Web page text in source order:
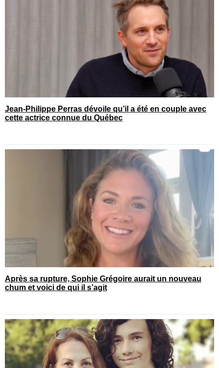
Jean-Philippe Perras dévoile qu’il a été en couple avec
cette actrice connue du Québec
Après sa rupture, Sophie Grégoire aurait un nouveau
chum et voici de qui il s’agit